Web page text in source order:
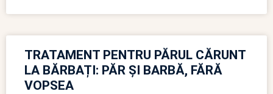
TRATAMENT PENTRU PĂRUL CĂRUNT
LA BĂRBAȚI: PĂR ȘI BARBĂ, FĂRĂ
VOPSEA